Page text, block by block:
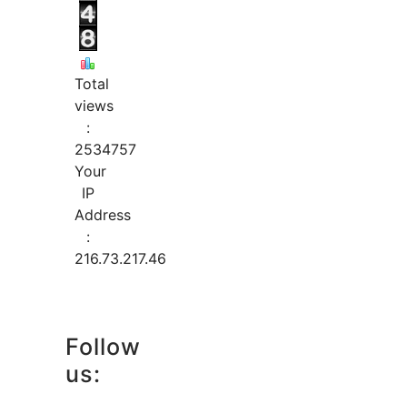
Total
views
:
2534757
Your
IP
Address
:
216.73.217.46
Follow
us: